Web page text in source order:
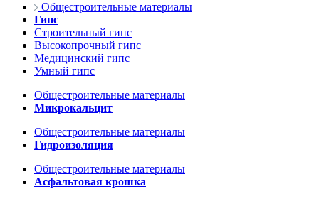
Общестроительные материалы
Гипс
Строительный гипс
Высокопрочный гипс
Медицинский гипс
Умный гипс
Общестроительные материалы
Микрокальцит
Общестроительные материалы
Гидроизоляция
Общестроительные материалы
Асфальтовая крошка